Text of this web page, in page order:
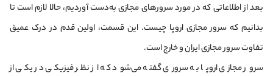
بعد از اطلاعاتی که در مورد سرورهای مجازی به‌دست آوردیم، حالا لازم است تا
بدانیم که سرور مجازی اروپا چیست. این قسمت، اولین قدم در درک عمیق
تفاوت سرور مجازی ایران و خارج است.
سرور مجازی اروپا به سروری گفته می‌شود که از نظر فیزیکی در یکی از